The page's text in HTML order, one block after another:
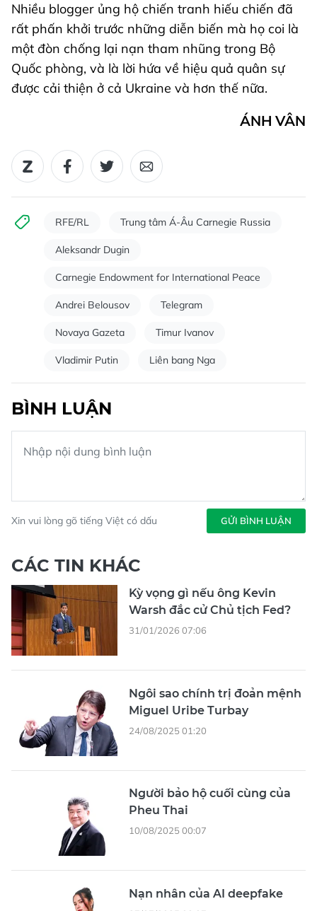
Nhiều blogger ủng hộ chiến tranh hiếu chiến đã
rất phấn khởi trước những diễn biến mà họ coi là
một đòn chống lại nạn tham nhũng trong Bộ
Quốc phòng, và là lời hứa về hiệu quả quân sự
được cải thiện ở cả Ukraine và hơn thế nữa.
ÁNH VÂN
RFE/RL Trung tâm Á-Âu Carnegie Russia
Aleksandr Dugin
Carnegie Endowment for International Peace
Andrei Belousov Telegram
Novaya Gazeta Timur Ivanov
Vladimir Putin Liên bang Nga
BÌNH LUẬN
Xin vui lòng gõ tiếng Việt có dấu GỬI BÌNH LUẬN
CÁC TIN KHÁC
Kỳ vọng gì nếu ông Kevin
Warsh đắc cử Chủ tịch Fed?
31/01/2026 07:06
Ngôi sao chính trị đoản mệnh
Miguel Uribe Turbay
24/08/2025 01:20
Người bảo hộ cuối cùng của
Pheu Thai
10/08/2025 00:07
Nạn nhân của AI deepfake